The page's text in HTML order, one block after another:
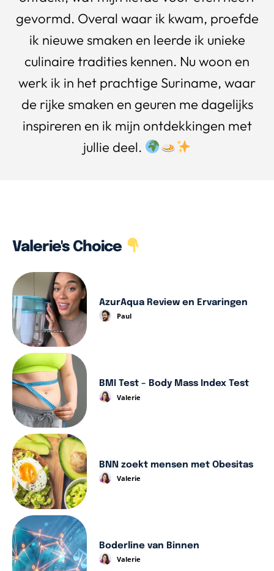
gevormd. Overal waar ik kwam, proefde
ik nieuwe smaken en leerde ik unieke
culinaire tradities kennen. Nu woon en
werk ik in het prachtige Suriname, waar
de rijke smaken en geuren me dagelijks
inspireren en ik mijn ontdekkingen met
jullie deel.
Valerie's Choice
AzurAqua Review en Ervaringen
Paul
BMI Test – Body Mass Index Test
Valerie
BNN zoekt mensen met Obesitas
Valerie
Boderline van Binnen
Valerie